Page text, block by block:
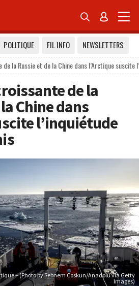
 
POLITIQUE FIL INFO
NEWSLETTERS
de la Russie et de la Chine dans l’Arctique
de la
Chine dans
l’inquiétude
– (Photo by Sebnem Coskun/Anadolu via Getty
Images)